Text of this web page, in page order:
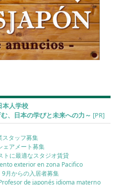
人学校
、日本の学びと未来への力～ [PR]
スタッフ募集
ェアメート募集
トに最適なスタジオ賃貸
exterior en zona Pacifico
月からの入居者募集
de japonés idioma materno